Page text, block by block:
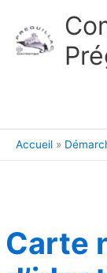
Accueil
Carte